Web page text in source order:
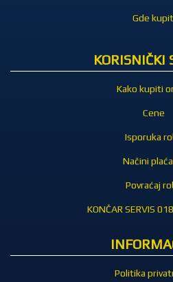
Gde
KORISNIČKI
Kako kupiti
Cene
Isporuka
Načini
Povraćaj
KONČAR SERVIS
Politika